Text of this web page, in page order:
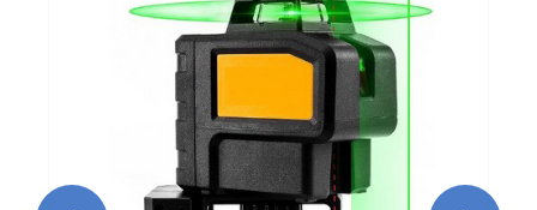
Səmərəliliyi Necə Təkmilləşdirə bilər
Ətraflı Baxın >>